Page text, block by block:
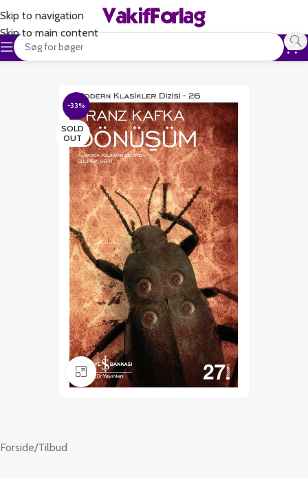
Skip to navigation
Skip to main content
-33%
SOLD
OUT
Klik for at forstørre
Forside/Tilbud